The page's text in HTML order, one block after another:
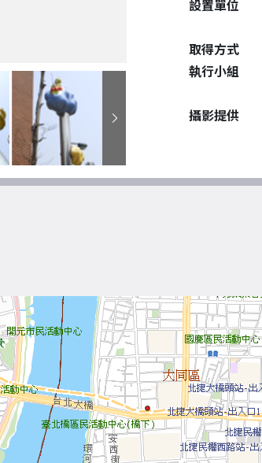
設置單位
取得方式
執行小組
攝影提供